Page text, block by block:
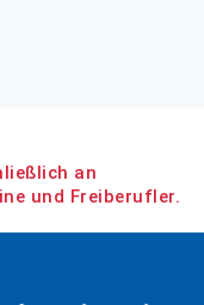
an
und Freiberufler.